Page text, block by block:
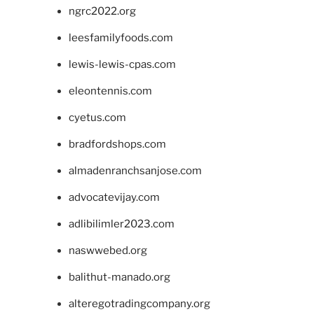
ngrc2022.org
leesfamilyfoods.com
lewis-lewis-cpas.com
eleontennis.com
cyetus.com
bradfordshops.com
almadenranchsanjose.com
advocatevijay.com
adlibilimler2023.com
naswwebed.org
balithut-manado.org
alteregotradingcompany.org